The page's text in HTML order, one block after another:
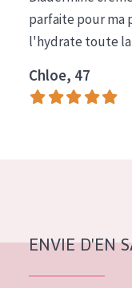
COLLECTION
Essentials
Lift+
Expert
Peau mixte ou
Peau mature
parfaite pour ma
l'hydrate toute la
Chloe, 47
ENVIE D'EN